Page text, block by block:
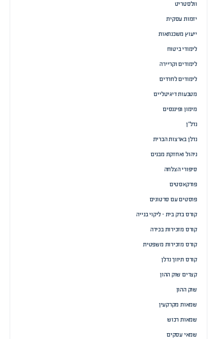
וולסטריט
יזמות עסקית
ייעוץ משכנתאות
לימודי ביטוח
לימודים וקריירה
לימודים לחרדים
מטבעות דיגיטליים
מימון ופיננסים
נדל”ן
נדלן בארצות הברית
ניהול ואחזקת מבנים
סיפורי הצלחה
פודקאסטים
פוסטים עם סרטונים
קורס בדק בית – ליקוי בנייה
קורס מזכירות בכירה
קורס מזכירות משפטית
קורס תיווך נדלן
קצרים שוק ההון
שוק ההון
שמאות מקרקעין
שמאות רכוש
שמאי עסקים